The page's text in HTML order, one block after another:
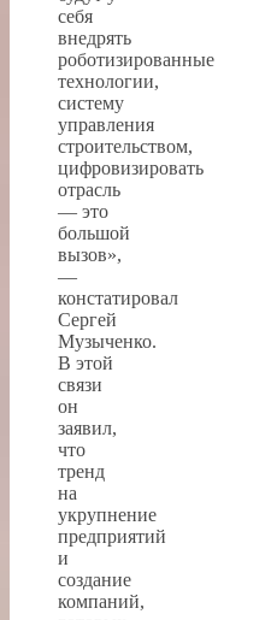
себя
внедрять
роботизированные
технологии,
систему
управления
строительством,
цифровизировать
отрасль
— это
большой
вызов»,
—
констатировал
Сергей
Музыченко.
В этой
связи
он
заявил,
что
тренд
на
укрупнение
предприятий
и
создание
компаний,